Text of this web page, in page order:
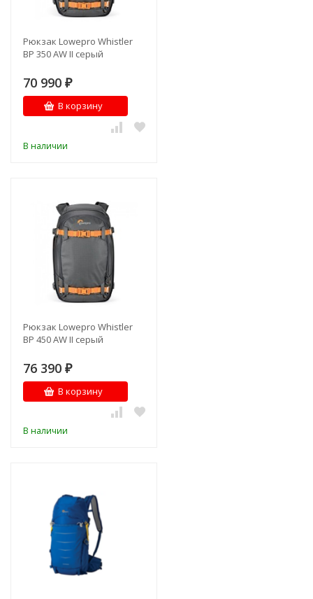
Рюкзак Lowepro Whistler
BP 350 AW II серый
70 990 ₽
В корзину
В наличии
Рюкзак Lowepro Whistler
BP 450 AW II серый
76 390 ₽
В корзину
В наличии